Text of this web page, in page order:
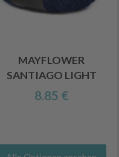
MAYFLOWER
SANTIAGO LIGHT
8.85 €